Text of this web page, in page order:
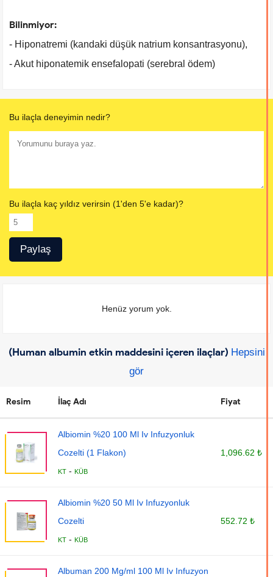
Bilinmiyor:
- Hiponatremi (kandaki düşük natrium konsantrasyonu),
- Akut hiponatemik ensefalopati (serebral ödem)
Bu ilaçla deneyimin nedir?
Bu ilaçla kaç yıldız verirsin (1'den 5'e kadar)?
Henüz yorum yok.
(Human albumin etkin maddesini içeren ilaçlar) Hepsini
gör
Resim İlaç Adı Fiyat
Albiomin %20 100 Ml Iv Infuzyonluk
Cozelti (1 Flakon)
KT - KÜB
1,096.62 ₺
Albiomin %20 50 Ml Iv Infuzyonluk
Cozelti
KT - KÜB
552.72 ₺
Albuman 200 Mg/ml 100 Ml Iv Infuzyon